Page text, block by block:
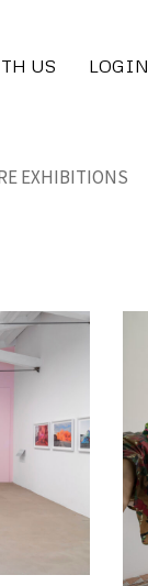
US LOGIN
EXHIBITIONS